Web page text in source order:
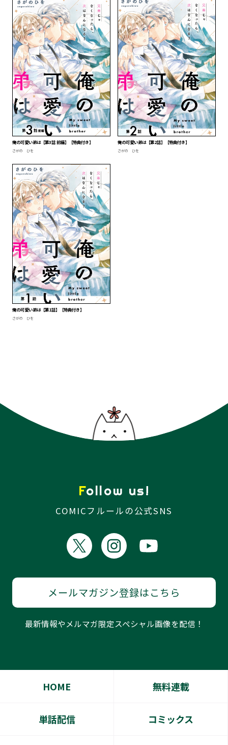
俺の可愛い弟は【第3話 前編】【特典付き】
さがの ひを
俺の可愛い弟は【第2話】【特典付き】
さがの ひを
俺の可愛い弟は【第1話】【特典付き】
さがの ひを
Follow us!
COMICフルールの公式SNS
メールマガジン登録はこちら
最新情報やメルマガ限定スペシャル画像を配信！
HOME 無料連載
単話配信 コミックス